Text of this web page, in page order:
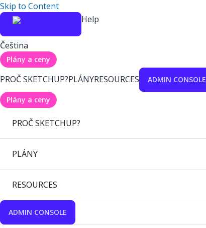
Skip to Content
Help
Čeština
Plány a ceny
PROČ SKETCHUP?PLÁNYRESOURCES ADMIN CONSOLE
Plány a ceny
PROČ SKETCHUP?
PLÁNY
RESOURCES
ADMIN CONSOLE